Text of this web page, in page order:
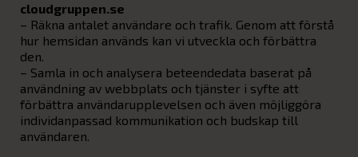
cloudgruppen.se
– Räkna antalet användare och trafik. Genom att förstå
hur hemsidan används kan vi utveckla och förbättra
den.
– Samla in och analysera beteendedata baserat på
användning av webbplats och tjänster i syfte att
förbättra användarupplevelsen och även möjliggöra
individanpassad kommunikation och budskap till
användaren.